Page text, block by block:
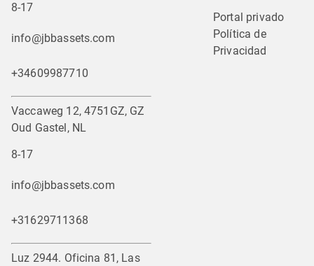
8-17
info@jbbassets.com
+34609987710
Vaccaweg 12, 4751GZ, GZ
Oud Gastel, NL
8-17
info@jbbassets.com
+31629711368
Luz 2944. Oficina 81, Las
Portal privado
Política de
Privacidad